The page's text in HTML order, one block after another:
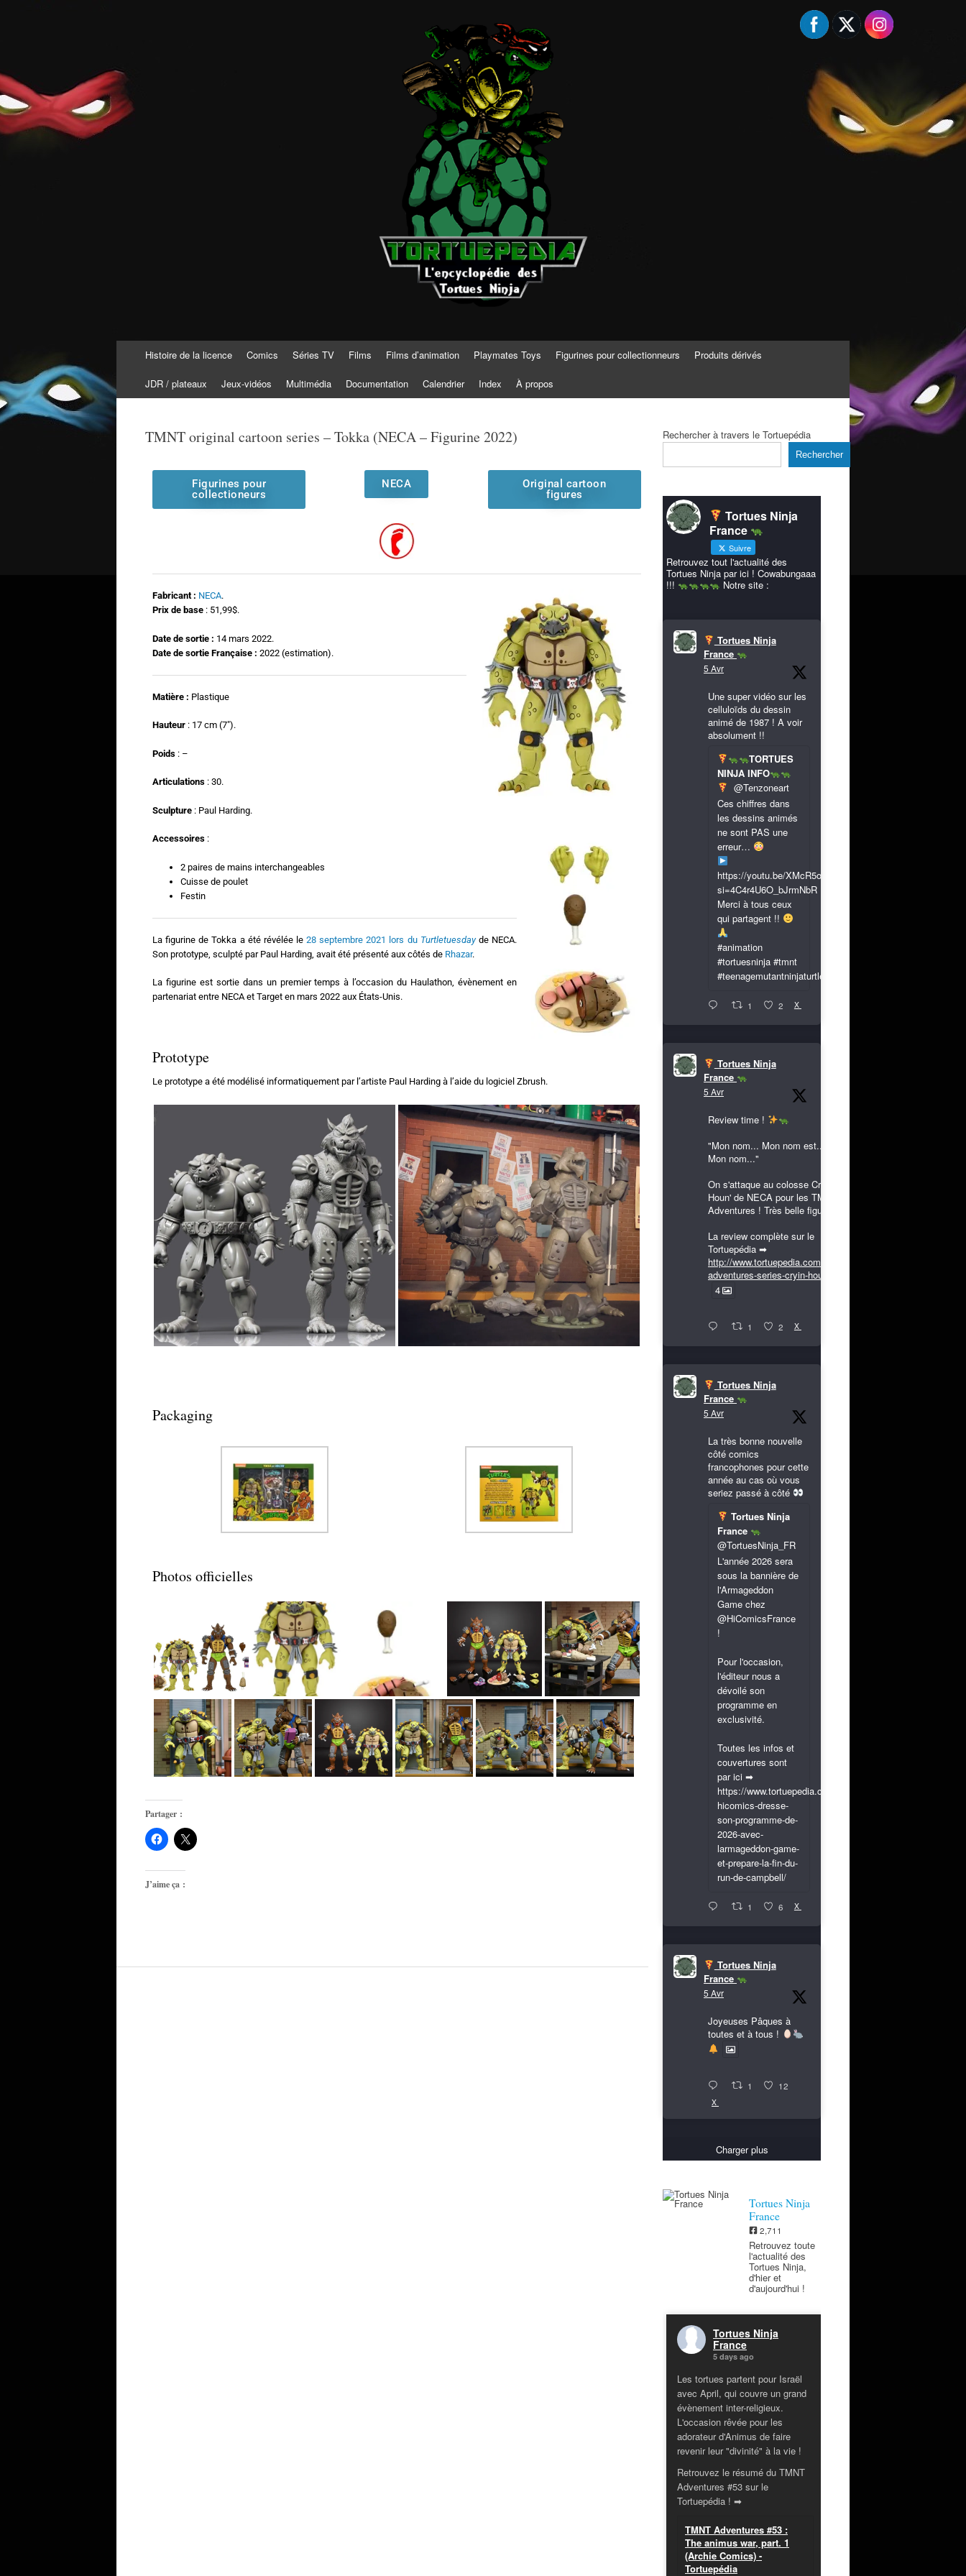
Tortuepédia
L'encyclopédie des Tortues Ninja !
Histoire de la licence Comics Séries TV Films Films d’animation Playmates Toys Figurines pour collectionneurs Produits dérivés
JDR / plateaux Jeux-vidéos Multimédia Documentation Calendrier Index À propos
TMNT original cartoon series – Tokka (NECA – Figurine 2022)
Figurines pour
collectioneurs
NECA
Original cartoon
figures
Fabricant : NECA.
Prix de base : 51,99$.
Date de sortie : 14 mars 2022.
Date de sortie Française : 2022 (estimation).
Matière : Plastique
Hauteur : 17 cm (7″).
Poids : –
Articulations : 30.
Sculpture : Paul Harding.
Accessoires :
2 paires de mains interchangeables
Cuisse de poulet
Festin
La figurine de Tokka a été révélée le28 septembre 2021 lors du Turtletuesday de NECA.
Son prototype, sculpté par Paul Harding, avait été présenté aux côtés de Rhazar.
La figurine est sortie dans un premier temps à l’occasion du Haulathon, évènement en
partenariat entre NECA et Target en mars 2022 aux États-Unis.
Prototype
Le prototype a été modélisé informatiquement par l’artiste Paul Harding à l’aide du logiciel Zbrush.
Packaging
Photos officielles
Partager :
J’aime ça :
Rechercher à travers le Tortuepédia
Rechercher
Tortues Ninja
France
Suivre
Retrouvez tout l'actualité des
Tortues Ninja par ici ! Cowabungaaa
!!!
Notre site :
Tortues Ninja
France
5 Avr
Une super vidéo sur les
celluloïds du dessin
animé de 1987 ! A voir
absolument !!
TORTUES
NINJA INFO
@Tenzoneart
Ces chiffres dans
les dessins animés
ne sont PAS une
erreur…
https://youtu.be/XMcR5or9N8A?
si=4C4r4U6O_bJrmNbR
Merci à tous ceux
qui partagent !!
#animation
#tortuesninja #tmnt
#teenagemutantninjaturtles
1 2 X
Tortues Ninja
France
5 Avr
Review time !
"Mon nom... Mon nom est...
Mon nom..."
On s'attaque au colosse Cryin'
Houn' de NECA pour les TMNT
Adventures ! Très belle figurine !
La review complète sur le
Tortuepédia ➡
http://www.tortuepedia.com/tmnt-
adventures-series-cryin-houn...
4
1 2 X
Tortues Ninja
France
5 Avr
La très bonne nouvelle
côté comics
francophones pour cette
année au cas où vous
seriez passé à côté
Tortues Ninja
France
@TortuesNinja_FR
L'année 2026 sera
sous la bannière de
l'Armageddon
Game chez
@HiComicsFrance
!
Pour l'occasion,
l'éditeur nous a
dévoilé son
programme en
exclusivité.
Toutes les infos et
couvertures sont
par ici ➡
https://www.tortuepedia.com/2026/03/31/exclusif-
hicomics-dresse-
son-programme-de-
2026-avec-
larmageddon-game-
et-prepare-la-fin-du-
run-de-campbell/
1 6 X
Tortues Ninja
France
5 Avr
Joyeuses Pâques à
toutes et à tous !
1 12
X
Charger plus
Tortues Ninja
France
2,711
Retrouvez toute
l'actualité des
Tortues Ninja,
d'hier et
d'aujourd'hui !
Tortues Ninja
France
5 days ago
Les tortues partent pour Israël
avec April, qui couvre un grand
évènement inter-religieux.
L'occasion rêvée pour les
adorateur d'Animus de faire
revenir leur "divinité" à la vie !
Retrouvez le résumé du TMNT
Adventures #53 sur le
Tortuepédia ! ➡
TMNT Adventures #53 :
The animus war, part. 1
(Archie Comics) -
Tortuepédia